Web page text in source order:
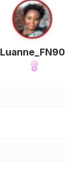
Luanne_FN90